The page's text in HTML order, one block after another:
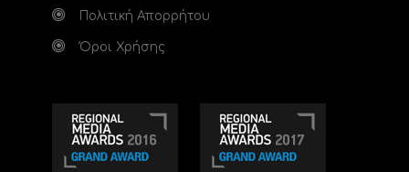
Πολιτική Απορρήτου
Όροι Χρήσης